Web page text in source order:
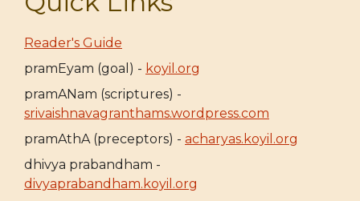
Reader's Guide
pramEyam (goal) - koyil.org
pramANam (scriptures) -
srivaishnavagranthams.wordpress.com
pramAthA (preceptors) - acharyas.koyil.org
dhivya prabandham -
divyaprabandham.koyil.org